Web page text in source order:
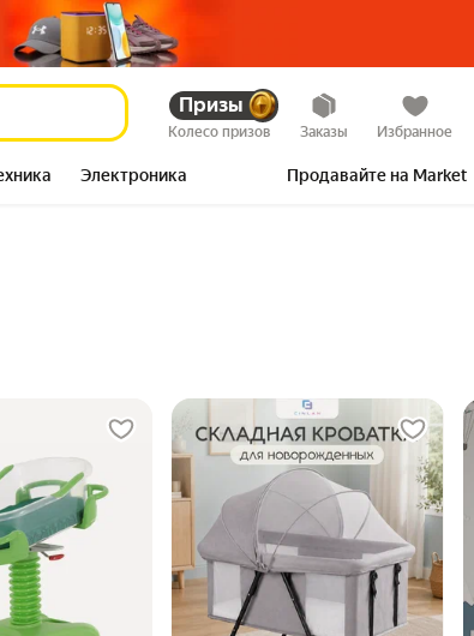
Призы
Колесо призов Заказы Избранное
Электроника Продавайте на Market